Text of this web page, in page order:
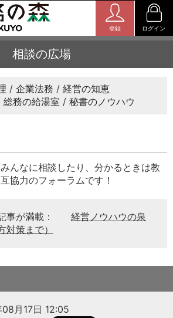
登録 ログイン
相談の広場
企業法務
経営の知恵
総務の給湯室 秘書のノウハウ
んなに相談したり、分かるときは教
協力のフォーラムです！
事が満載：
経営ノウハウの泉
対策まで）
月17日 12:05